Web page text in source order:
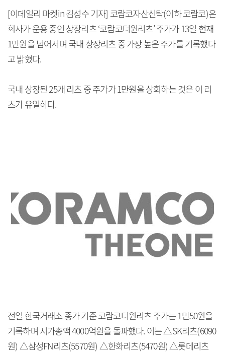
[이데일리 마켓in 김성수 기자] 코람코자산신탁(이하 코람코)은
회사가 운용 중인 상장리츠 ‘코람코더원리츠’ 주가가 13일 현재
1만원을 넘어서며 국내 상장리츠 중 가장 높은 주가를 기록했다
고 밝혔다.
국내 상장된 25개 리츠 중 주가가 1만원을 상회하는 것은 이 리
츠가 유일하다.
전일 한국거래소 종가 기준 코람코더원리츠 주가는 1만50원을
기록하며 시가총액 4000억원을 돌파했다. 이는 △SK리츠(6090
원) △삼성FN리츠(5570원) △한화리츠(5470원) △롯데리츠